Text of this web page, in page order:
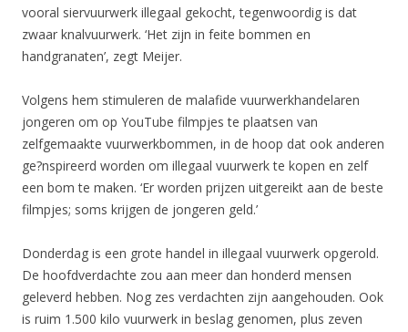
vooral siervuurwerk illegaal gekocht, tegenwoordig is dat
zwaar knalvuurwerk. ‘Het zijn in feite bommen en
handgranaten’, zegt Meijer.
Volgens hem stimuleren de malafide vuurwerkhandelaren
jongeren om op YouTube filmpjes te plaatsen van
zelfgemaakte vuurwerkbommen, in de hoop dat ook anderen
ge?nspireerd worden om illegaal vuurwerk te kopen en zelf
een bom te maken. ‘Er worden prijzen uitgereikt aan de beste
filmpjes; soms krijgen de jongeren geld.’
Donderdag is een grote handel in illegaal vuurwerk opgerold.
De hoofdverdachte zou aan meer dan honderd mensen
geleverd hebben. Nog zes verdachten zijn aangehouden. Ook
is ruim 1.500 kilo vuurwerk in beslag genomen, plus zeven